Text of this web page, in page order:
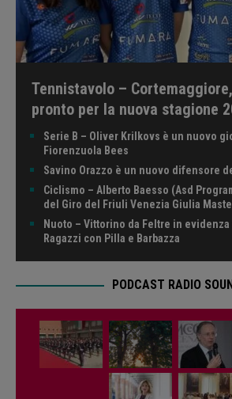
Tennistavolo –
pronto per la nuova stagione
Serie B – Oliver Krilkovs è un nuovo
Fiorenzuola Bees
Savino Orazzo è un nuovo difensore
Ciclismo – Alberto Baesso (Asd
del Giro del Friuli Venezia Giulia
Nuoto – Vittorino da Feltre in
Ragazzi con Pilla e Barbazza
PODCAST RADIO